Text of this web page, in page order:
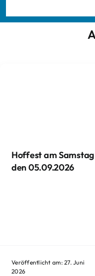
Hoffest am Samstag
den 05.09.2026
Veröffentlicht am: 27. Juni
2026